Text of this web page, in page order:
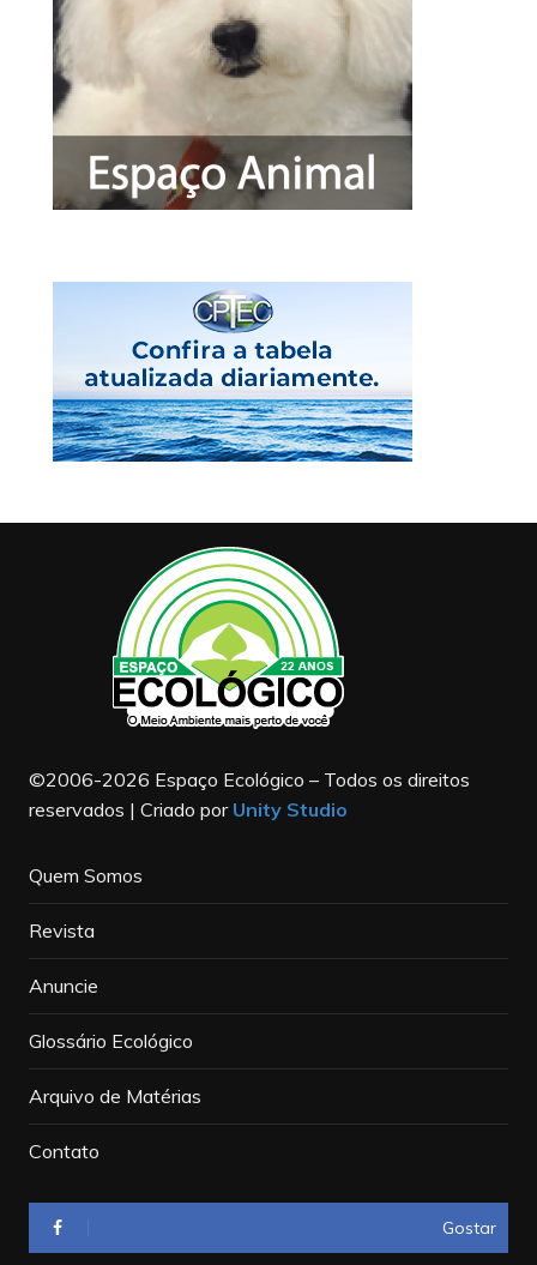
©2006-2026 Espaço Ecológico – Todos os direitos
reservados | Criado por Unity Studio
Quem Somos
Revista
Anuncie
Glossário Ecológico
Arquivo de Matérias
Contato
Gostar